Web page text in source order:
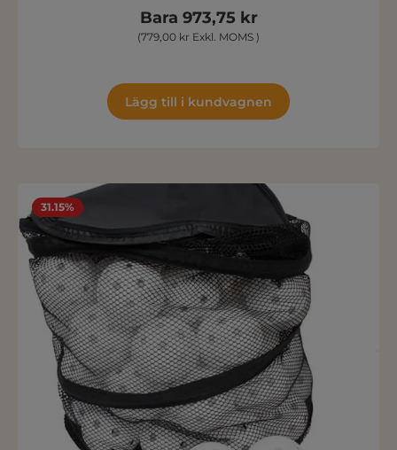
Bara 973,75 kr
(779,00 kr Exkl. MOMS )
Lägg till i kundvagnen
31.15%